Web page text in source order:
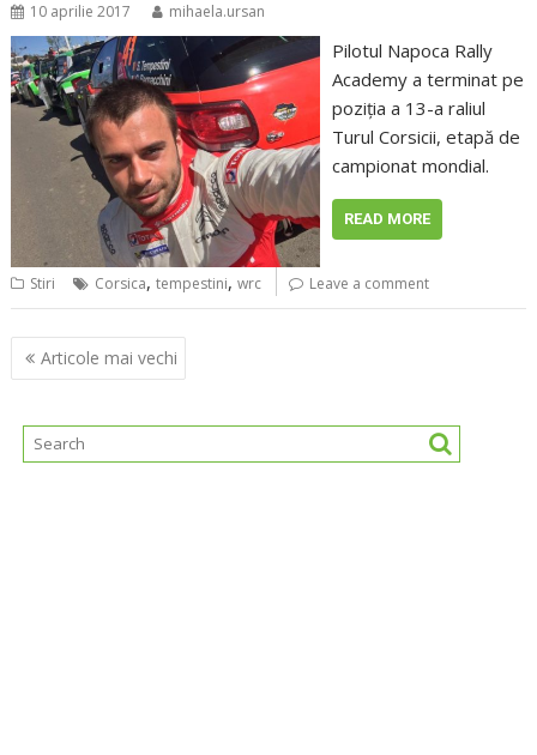
10 aprilie 2017 mihaela.ursan
Pilotul Napoca Rally
Academy a terminat pe
poziţia a 13-a raliul
Turul Corsicii, etapă de
campionat mondial.
READ MORE
Stiri Corsica,tempestini,wrc Leave a comment
Navigare
în
Articole mai vechi